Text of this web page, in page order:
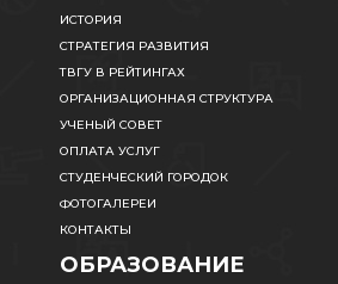
ИСТОРИЯ
СТРАТЕГИЯ РАЗВИТИЯ
ТВГУ В РЕЙТИНГАХ
ОРГАНИЗАЦИОННАЯ СТРУКТУРА
УЧЕНЫЙ СОВЕТ
ОПЛАТА УСЛУГ
СТУДЕНЧЕСКИЙ ГОРОДОК
ФОТОГАЛЕРЕИ
КОНТАКТЫ
ОБРАЗОВАНИЕ